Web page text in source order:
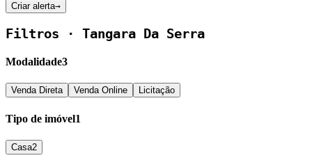
Criar alerta→
Filtros · Tangara Da Serra
Modalidade3
Venda Direta Venda Online Licitação
Tipo de imóvel1
Casa2